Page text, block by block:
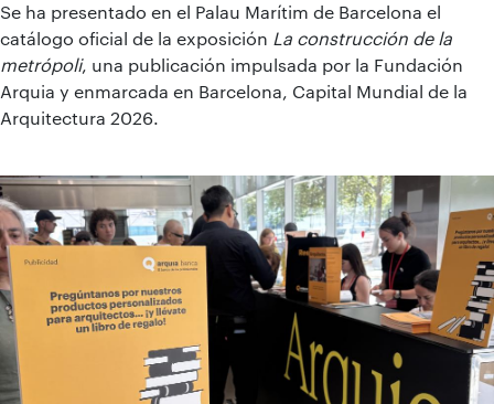
Se ha presentado en el Palau Marítim de Barcelona el
catálogo oficial de la exposición La construcción de la
metrópoli, una publicación impulsada por la Fundación
Arquia y enmarcada en Barcelona, Capital Mundial de la
Arquitectura 2026.